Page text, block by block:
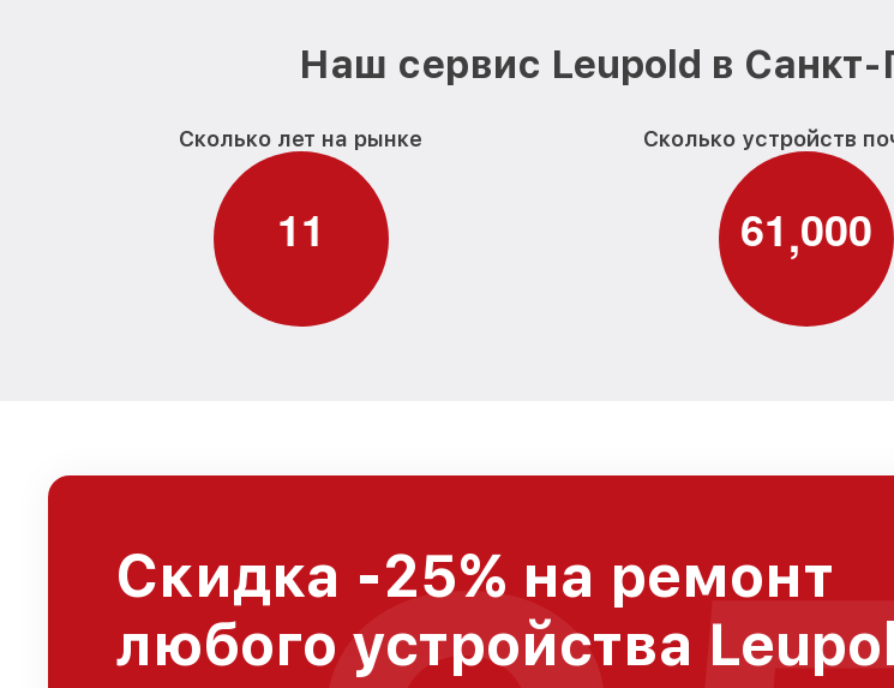
Наш сервис Leupold в
Сколько лет на рынке
11
Сколько устройств
61,000
Скидка -25% на ремонт
любого устройства